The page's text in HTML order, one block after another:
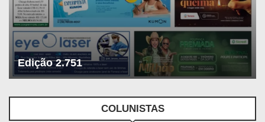
Edição 2.751
COLUNISTAS